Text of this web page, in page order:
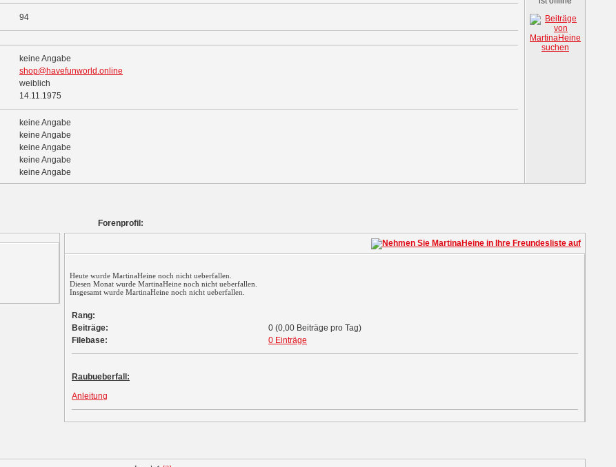
94
keine Angabe
shop@havefunworld.online
weiblich
14.11.1975
keine Angabe
keine Angabe
keine Angabe
keine Angabe
keine Angabe
Forenprofil:
Heute wurde MartinaHeine noch nicht ueberfallen.
Diesen Monat wurde MartinaHeine noch nicht ueberfallen.
Insgesamt wurde MartinaHeine noch nicht ueberfallen.
Rang:
Beiträge:
0 (0,00 Beiträge pro Tag)
Filebase:
0 Einträge
Raubueberfall:
Anleitung